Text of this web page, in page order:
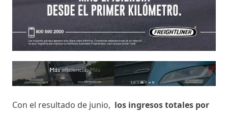
Con el resultado de junio, los ingresos totales por